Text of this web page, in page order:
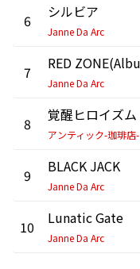
6 シルビア
Janne Da Arc
7
Janne Da Arc
8
アンティック-珈琲店-
9 BLACK JACK
Janne Da Arc
10 Lunatic Gate
Janne Da Arc